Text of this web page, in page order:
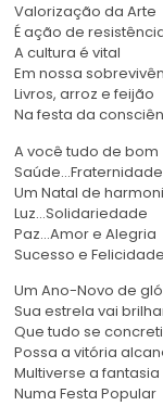
Valorização da Arte
É ação de
A cultura é vital
Em nossa
Livros, arroz e feijão
Na festa da
A você tudo de bom
Saúde…Fraternidade
Um Natal de
Luz…Solidariedade
Paz…Amor e Alegria
Sucesso e Felicidade
Um Ano-Novo de
Sua estrela vai
Que tudo se
Possa a vitória
Multiverse a fantasia
Numa Festa Popular